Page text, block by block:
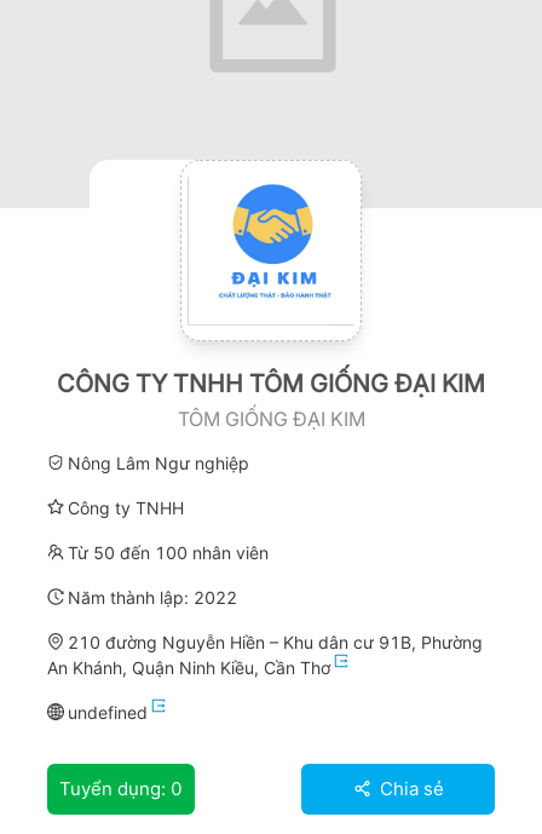
CÔNG TY TNHH TÔM GIỐNG ĐẠI KIM
TÔM GIỐNG ĐẠI KIM
Nông Lâm Ngư nghiệp
Công ty TNHH
Từ 50 đến 100 nhân viên
Năm thành lập: 2022
210 đường Nguyễn Hiền – Khu dân cư 91B, Phường
An Khánh, Quận Ninh Kiều, Cần Thơ
undefined
Tuyển dụng: 0 Chia sẻ